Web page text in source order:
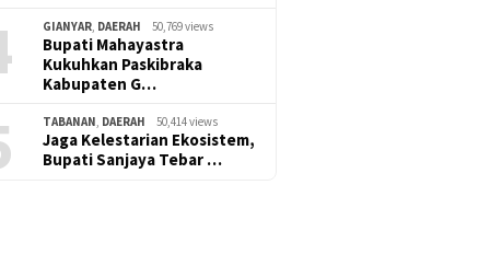
GIANYAR, DAERAH 50,769 views
Bupati Mahayastra
Kukuhkan Paskibraka
Kabupaten G…
TABANAN, DAERAH 50,414 views
Jaga Kelestarian Ekosistem,
Bupati Sanjaya Tebar …